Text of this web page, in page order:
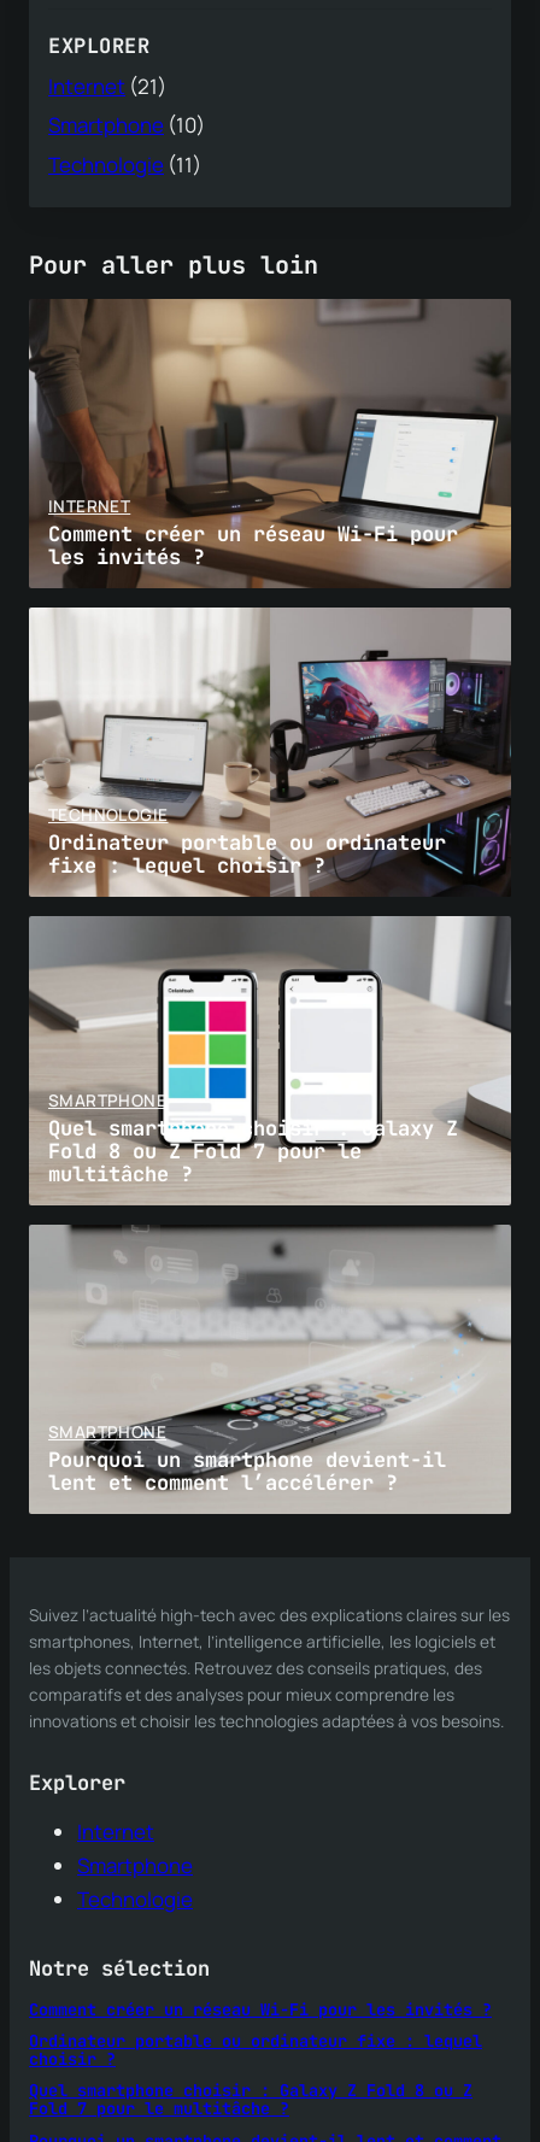
EXPLORER
Internet (21)
Smartphone (10)
Technologie (11)
Pour aller plus loin
INTERNET
Comment créer un réseau Wi-Fi pour
les invités ?
TECHNOLOGIE
Ordinateur portable ou ordinateur
fixe : lequel choisir ?
SMARTPHONE
Quel smartphone choisir : Galaxy Z
Fold 8 ou Z Fold 7 pour le
multitâche ?
SMARTPHONE
Pourquoi un smartphone devient-il
lent et comment l’accélérer ?
Suivez l’actualité high-tech avec des explications claires sur les
smartphones, Internet, l’intelligence artificielle, les logiciels et
les objets connectés. Retrouvez des conseils pratiques, des
comparatifs et des analyses pour mieux comprendre les
innovations et choisir les technologies adaptées à vos besoins.
Explorer
Internet
Smartphone
Technologie
Notre sélection
Comment créer un réseau Wi-Fi pour les invités ?
Ordinateur portable ou ordinateur fixe : lequel
choisir ?
Quel smartphone choisir : Galaxy Z Fold 8 ou Z
Fold 7 pour le multitâche ?